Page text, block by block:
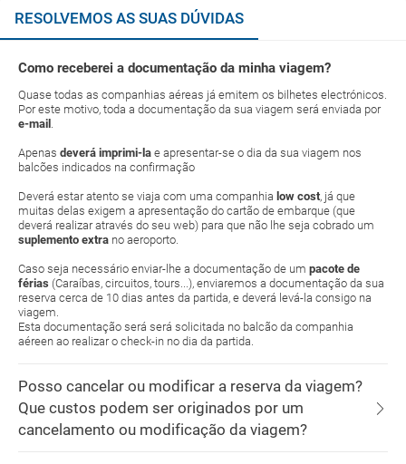
RESOLVEMOS AS SUAS DÚVIDAS
Como receberei a documentação da minha viagem?
Quase todas as companhias aéreas já emitem os bilhetes electrónicos.
Por este motivo, toda a documentação da sua viagem será enviada por
e-mail .
Apenas deverá imprimi-la e apresentar-se o dia da sua viagem nos
balcões indicados na confirmação
Deverá estar atento se viaja com uma companhia low cost, já que
muitas delas exigem a apresentação do cartão de embarque (que
deverá realizar através do seu web) para que não lhe seja cobrado um
suplemento extra no aeroporto.
Caso seja necessário enviar-lhe a documentação de um pacote de
férias (Caraíbas, circuitos, tours...), enviaremos a documentação da sua
reserva cerca de 10 dias antes da partida, e deverá levá-la consigo na
viagem.
Esta documentação será será solicitada no balcão da companhia
aéreen ao realizar o check-in no dia da partida.
Posso cancelar ou modificar a reserva da viagem?
Que custos podem ser originados por um
cancelamento ou modificação da viagem?